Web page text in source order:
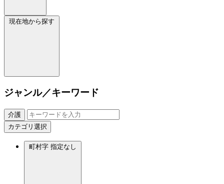
現在地から探す
ジャンル／キーワード
介護
カテゴリ選択
町村字 指定なし